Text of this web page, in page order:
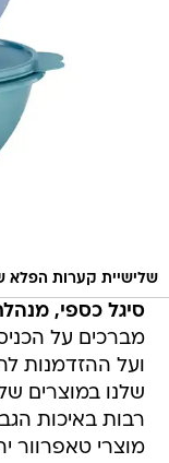
שלישיית קערות הפלא
סיגל כספי,
מברכים על
ועל ההזדמנות
שלנו במוצרים
רבות באיכות
מוצרי טאפרוור